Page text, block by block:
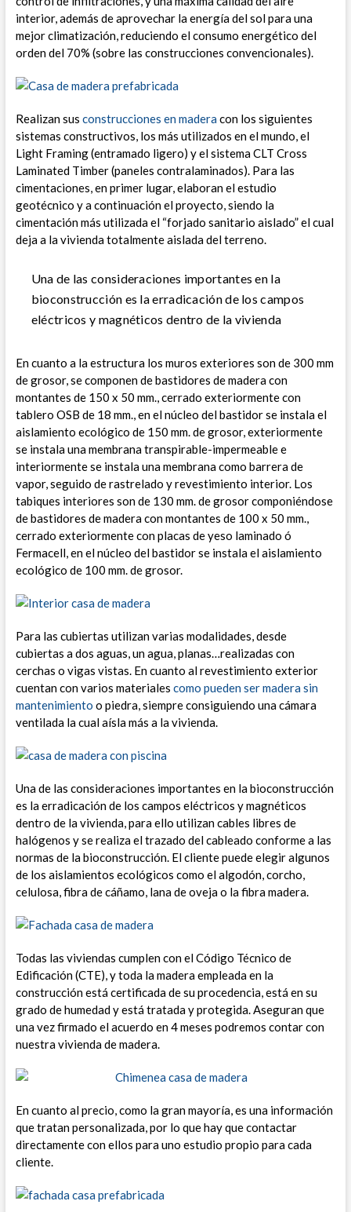
interior, además de aprovechar la energía del sol para una
mejor climatización, reduciendo el consumo energético del
orden del 70% (sobre las construcciones convencionales).
Realizan sus construcciones en madera con los siguientes
sistemas constructivos, los más utilizados en el mundo, el
Light Framing (entramado ligero) y el sistema CLT Cross
Laminated Timber (paneles contralaminados). Para las
cimentaciones, en primer lugar, elaboran el estudio
geotécnico y a continuación el proyecto, siendo la
cimentación más utilizada el “forjado sanitario aislado” el cual
deja a la vivienda totalmente aislada del terreno.
Una de las consideraciones importantes en la
bioconstrucción es la erradicación de los campos
eléctricos y magnéticos dentro de la vivienda
En cuanto a la estructura los muros exteriores son de 300 mm
de grosor, se componen de bastidores de madera con
montantes de 150 x 50 mm., cerrado exteriormente con
tablero OSB de 18 mm., en el núcleo del bastidor se instala el
aislamiento ecológico de 150 mm. de grosor, exteriormente
se instala una membrana transpirable-impermeable e
interiormente se instala una membrana como barrera de
vapor, seguido de rastrelado y revestimiento interior. Los
tabiques interiores son de 130 mm. de grosor componiéndose
de bastidores de madera con montantes de 100 x 50 mm.,
cerrado exteriormente con placas de yeso laminado ó
Fermacell, en el núcleo del bastidor se instala el aislamiento
ecológico de 100 mm. de grosor.
Para las cubiertas utilizan varias modalidades, desde
cubiertas a dos aguas, un agua, planas…realizadas con
cerchas o vigas vistas. En cuanto al revestimiento exterior
cuentan con varios materiales como pueden ser madera sin
mantenimiento o piedra, siempre consiguiendo una cámara
ventilada la cual aísla más a la vivienda.
Una de las consideraciones importantes en la bioconstrucción
es la erradicación de los campos eléctricos y magnéticos
dentro de la vivienda, para ello utilizan cables libres de
halógenos y se realiza el trazado del cableado conforme a las
normas de la bioconstrucción. El cliente puede elegir algunos
de los aislamientos ecológicos como el algodón, corcho,
celulosa, fibra de cáñamo, lana de oveja o la fibra madera.
Todas las viviendas cumplen con el Código Técnico de
Edificación (CTE), ytoda la madera empleada en la
construcción está certificada de su procedencia, está en su
grado de humedad y está tratada y protegida.Aseguran que
una vez firmado el acuerdo en 4 meses podremos contar con
nuestra vivienda de madera.
En cuanto al precio, como la gran mayoría, es una información
que tratan personalizada, por lo que hay que contactar
directamente con ellos para uno estudio propio para cada
cliente.